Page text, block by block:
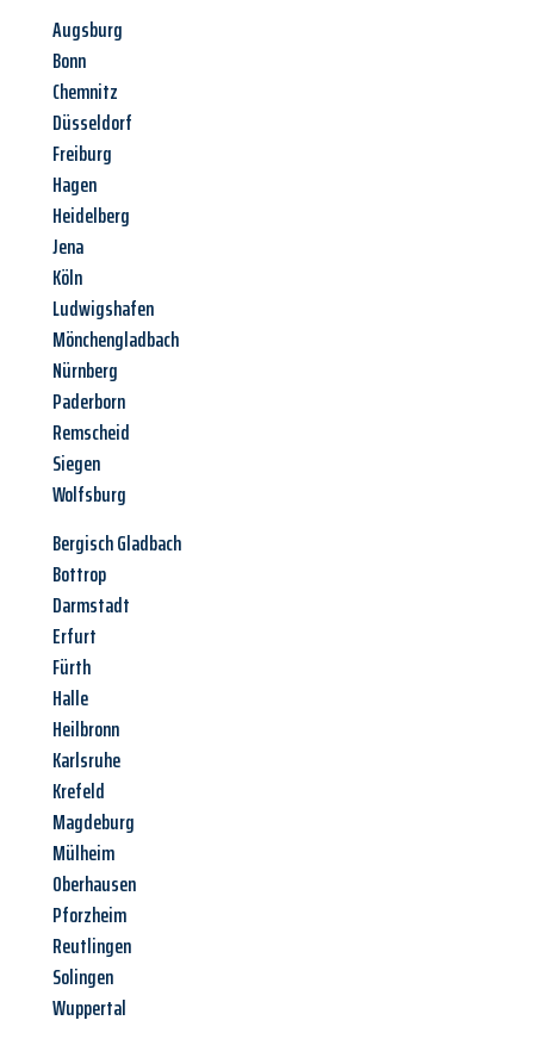
Augsburg
Bonn
Chemnitz
Düsseldorf
Freiburg
Hagen
Heidelberg
Jena
Köln
Ludwigshafen
Mönchengladbach
Nürnberg
Paderborn
Remscheid
Siegen
Wolfsburg
Bergisch Gladbach
Bottrop
Darmstadt
Erfurt
Fürth
Halle
Heilbronn
Karlsruhe
Krefeld
Magdeburg
Mülheim
Oberhausen
Pforzheim
Reutlingen
Solingen
Wuppertal